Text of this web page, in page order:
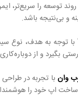
توسعه را سریع‌تر،
و بی‌نتیجه باشد.
بگیرد و از
وان با تجربه در
اپ خود را